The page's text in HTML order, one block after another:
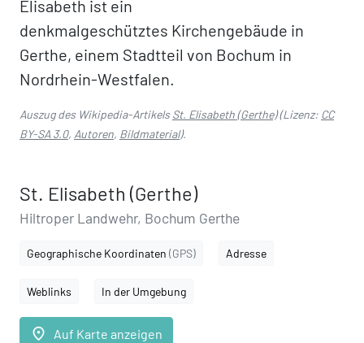
Elisabeth ist ein
denkmalgeschütztes Kirchengebäude in
Gerthe, einem Stadtteil von Bochum in
Nordrhein-Westfalen.
Auszug des Wikipedia-ArtikelsSt. Elisabeth (Gerthe)(Lizenz: CC
BY-SA 3.0, Autoren, Bildmaterial).
St. Elisabeth (Gerthe)
Hiltroper Landwehr, Bochum Gerthe
Geographische Koordinaten (GPS) Adresse
Weblinks In der Umgebung
place Auf Karte anzeigen